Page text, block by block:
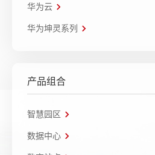
华为云
华为坤灵系列
产品组合
智慧园区
数据中心